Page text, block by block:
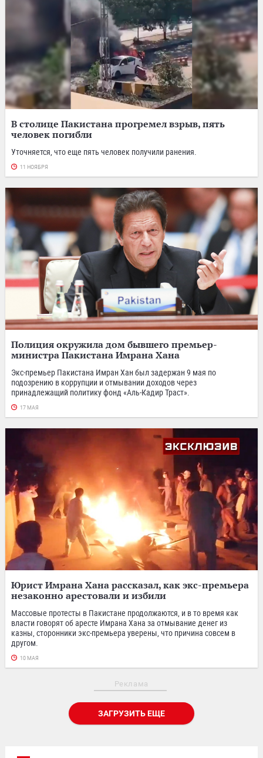
В столице Пакистана прогремел взрыв, пять
человек погибли
Уточняется, что еще пять человек получили ранения.
11 НОЯБРЯ
Полиция окружила дом бывшего премьер-
министра Пакистана Имрана Хана
Экс-премьер Пакистана Имран Хан был задержан 9 мая по
подозрению в коррупции и отмывании доходов через
принадлежащий политику фонд «Аль-Кадир Траст».
17 МАЯ
Юрист Имрана Хана рассказал, как экс-премьера
незаконно арестовали и избили
Массовые протесты в Пакистане продолжаются, и в то время как
власти говорят об аресте Имрана Хана за отмывание денег из
казны, сторонники экс-премьера уверены, что причина совсем в
другом.
10 МАЯ
Реклама
ЗАГРУЗИТЬ ЕЩЕ